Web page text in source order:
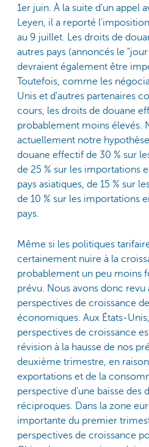
1er juin. À la suite d'un appel
Leyen, il a reporté
au 9 juillet. Les droits de
autres pays (annoncés le
devraient également être
Toutefois, comme les
Unis et d'autres partenaires
cours, les droits de douane
probablement moins élevés.
actuellement notre
douane effectif de 30 % sur
de 25 % sur les importations
pays asiatiques, de 15 % sur
de 10 % sur les importations
pays.
Même si les politiques
certainement nuire à la
probablement un peu moins
prévu. Nous avons donc revu
perspectives de croissance
économiques. Aux États-
perspectives de croissance
révision à la hausse de nos
deuxième trimestre, en
exportations et de la
perspective d'une baisse des
réciproques. Dans la zone
importante du premier
perspectives de croissance